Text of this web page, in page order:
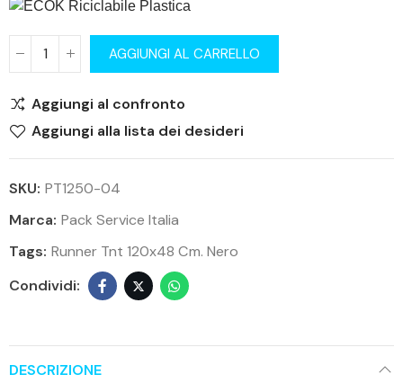
AGGIUNGI AL CARRELLO
Aggiungi al confronto
Aggiungi alla lista dei desideri
SKU: PT1250-04
Marca: Pack Service Italia
Tags: Runner Tnt 120x48 Cm. Nero
DESCRIZIONE